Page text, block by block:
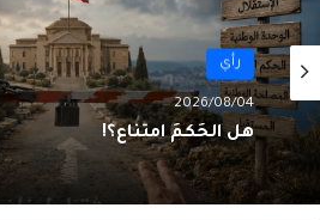
رأي
2026/08/04
رأي
2026/08/04
مَن قَتَلَ بيروت؟ الجميع… ولا أحد